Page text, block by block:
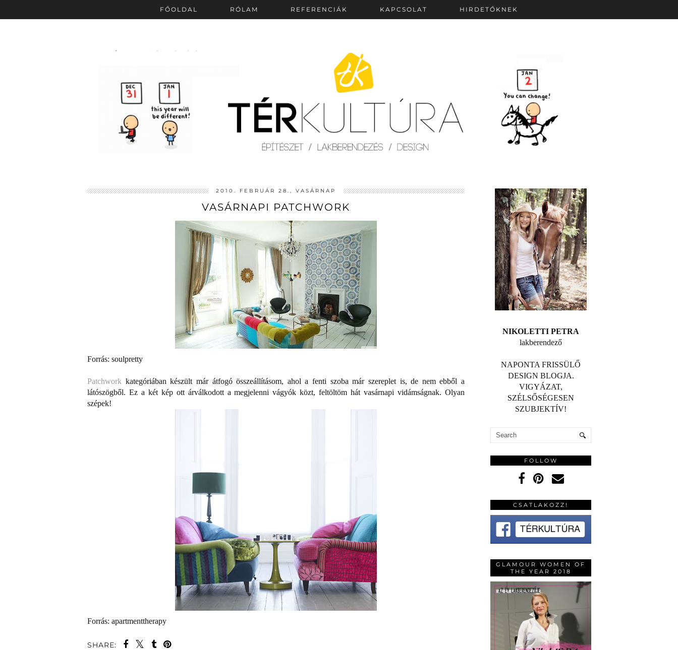
FŐOLDAL RÓLAM REFERENCIÁK KAPCSOLAT HIRDETŐKNEK
2010. FEBRUÁR 28., VASÁRNAP
VASÁRNAPI PATCHWORK
Forrás: soulpretty
Patchwork kategóriában készült már átfogó összeállításom, ahol a fenti szoba már szereplet is, de nem ebből a
látószögből. Ez a két kép ott árválkodott a megjelenni vágyók közt, feltöltöm hát vasárnapi vidámságnak. Olyan
szépek!
Forrás: apartmenttherapy
SHARE:
NIKOLETTI PETRA
lakberendező
NAPONTA FRISSÜLŐ
DESIGN BLOGJA.
VIGYÁZAT,
SZÉLSŐSÉGESEN
SZUBJEKTÍV!
FOLLOW
CSATLAKOZZ!
GLAMOUR WOMEN OF
THE YEAR 2018